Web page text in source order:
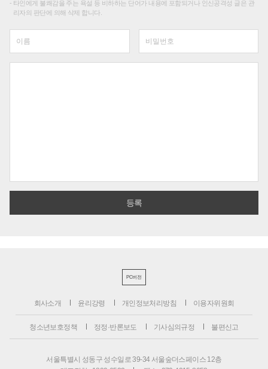
타인에게 불쾌감을 주는 욕설 등 비하하는 단어가 내용에 포함되거나 인신공격성 글은 관
리자의 판단에 의해 삭제 합니다.
PC버전
회사소개 윤리강령 개인정보처리방침 이용자위원회
청소년보호정책 정정·반론보도 기사심의규정 불편신고
서울특별시 성동구 성수일로 39-34 서울숲더스페이스 12층